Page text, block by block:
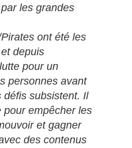
les grandes
ont été les
depuis
pour un
personnes avant
défis subsistent. Il
pour empêcher les
et gagner
des contenus